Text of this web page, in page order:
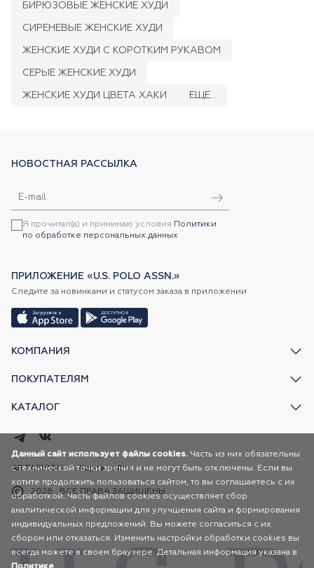
БИРЮЗОВЫЕ ЖЕНСКИЕ ХУДИ
СИРЕНЕВЫЕ ЖЕНСКИЕ ХУДИ
ЖЕНСКИЕ ХУДИ С КОРОТКИМ РУКАВОМ
СЕРЫЕ ЖЕНСКИЕ ХУДИ
ЖЕНСКИЕ ХУДИ ЦВЕТА ХАКИ ЕЩЕ...
КОМПАНИЯ
ПОКУПАТЕЛЯМ
КАТАЛОГ
НОВОСТНАЯ РАССЫЛКА
Я прочитал(а) и принимаю условия Политики
по обработке персональных данных
ПРИЛОЖЕНИЕ «U.S. POLO ASSN.»
Следите за новинками и статусом заказа в приложении
2026 ВСЕ ПРАВА ЗАЩИЩЕНЫ
AR FASHION Карта сайта
Данный сайт использует файлы cookies. Часть из них обязательны
с технической точки зрения и не могут быть отключены. Если вы
хотите продолжить пользоваться сайтом, то вы соглашаетесь с их
обработкой. Часть файлов cookies осуществляет сбор
аналитической информации для улучшения сайта и формирования
индивидуальных предложений. Вы можете согласиться с их
сбором или отказаться. Изменить настройки обработки cookies вы
всегда можете в своем браузере. Детальная информация указана в